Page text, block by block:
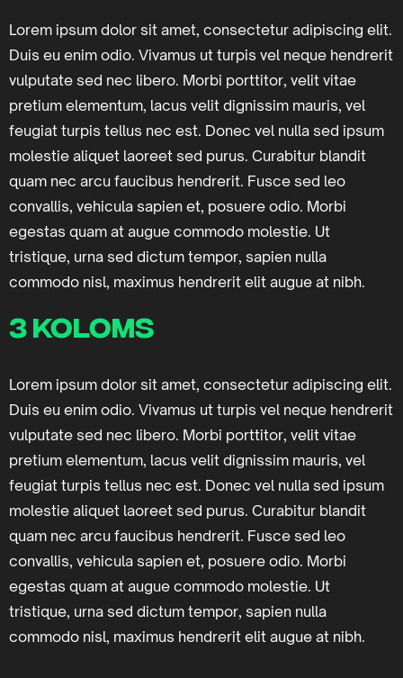
Lorem ipsum dolor sit amet, consectetur adipiscing elit.
Duis eu enim odio. Vivamus ut turpis vel neque hendrerit
vulputate sed nec libero. Morbi porttitor, velit vitae
pretium elementum, lacus velit dignissim mauris, vel
feugiat turpis tellus nec est. Donec vel nulla sed ipsum
molestie aliquet laoreet sed purus. Curabitur blandit
quam nec arcu faucibus hendrerit. Fusce sed leo
convallis, vehicula sapien et, posuere odio. Morbi
egestas quam at augue commodo molestie. Ut
tristique, urna sed dictum tempor, sapien nulla
commodo nisl, maximus hendrerit elit augue at nibh.
3 koloms
Lorem ipsum dolor sit amet, consectetur adipiscing elit.
Duis eu enim odio. Vivamus ut turpis vel neque hendrerit
vulputate sed nec libero. Morbi porttitor, velit vitae
pretium elementum, lacus velit dignissim mauris, vel
feugiat turpis tellus nec est. Donec vel nulla sed ipsum
molestie aliquet laoreet sed purus. Curabitur blandit
quam nec arcu faucibus hendrerit. Fusce sed leo
convallis, vehicula sapien et, posuere odio. Morbi
egestas quam at augue commodo molestie. Ut
tristique, urna sed dictum tempor, sapien nulla
commodo nisl, maximus hendrerit elit augue at nibh.